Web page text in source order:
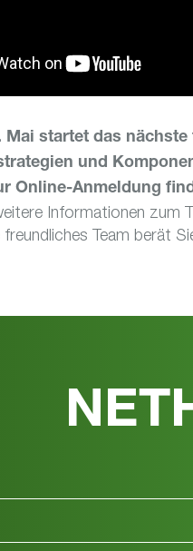
Mai startet das
und
Online-Anmeldung
Informationen zum
Team berät